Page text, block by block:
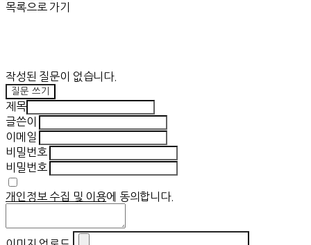
목록으로 가기
작성된 질문이 없습니다.
질문 쓰기
제목
글쓴이
이메일
비밀번호
비밀번호
개인정보 수집 및 이용에 동의합니다.